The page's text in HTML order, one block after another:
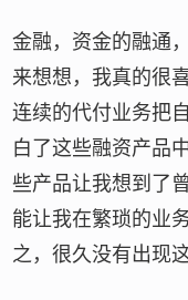
金融，资金的融通
来想想，我真的很
连续的代付业务把
白了这些融资产品
些产品让我想到了
能让我在繁琐的业
之，很久没有出现